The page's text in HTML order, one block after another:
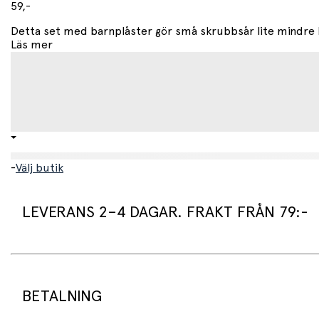
59,-
Detta set med barnplåster gör små skrubbsår lite mindre
Läs mer
-Välj butik
LEVERANS 2–4 DAGAR. FRAKT FRÅN 79:-
Standard leveranstid för varor som finns i lager är 2–4 dagar.
BETALNING